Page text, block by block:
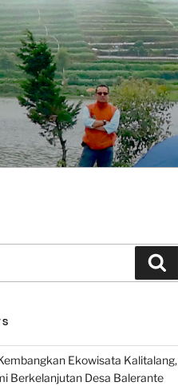
Ekowisata Kalitalang,
Berkelanjutan Desa Balerante